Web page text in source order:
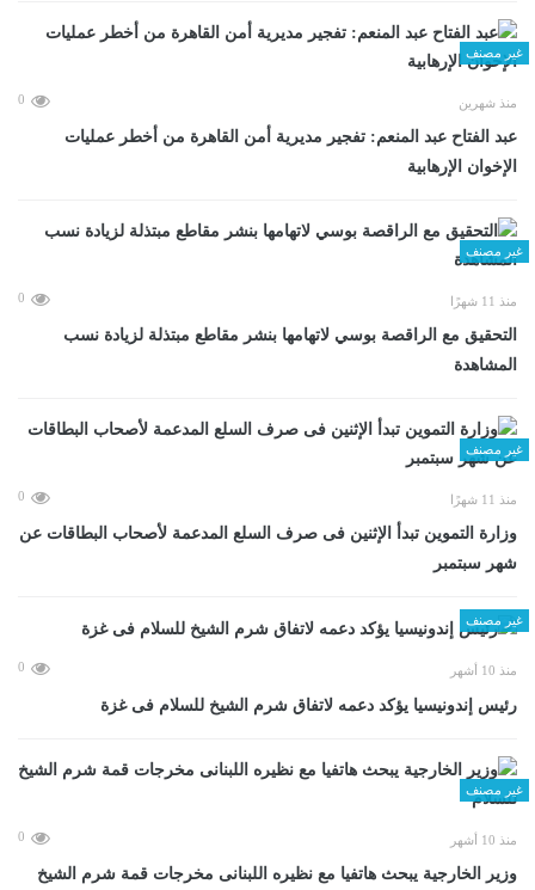
غير مصنف
منذ شهرين 0
عبد الفتاح عبد المنعم: تفجير مديرية أمن القاهرة من أخطر عمليات
الإخوان الإرهابية
غير مصنف
منذ 11 شهرًا 0
التحقيق مع الراقصة بوسي لاتهامها بنشر مقاطع مبتذلة لزيادة نسب
المشاهدة
غير مصنف
منذ 11 شهرًا 0
وزارة التموين تبدأ الإثنين فى صرف السلع المدعمة لأصحاب البطاقات عن
شهر سبتمبر
غير مصنف
منذ 10 أشهر 0
رئيس إندونيسيا يؤكد دعمه لاتفاق شرم الشيخ للسلام فى غزة
غير مصنف
منذ 10 أشهر 0
وزير الخارجية يبحث هاتفيا مع نظيره اللبنانى مخرجات قمة شرم الشيخ